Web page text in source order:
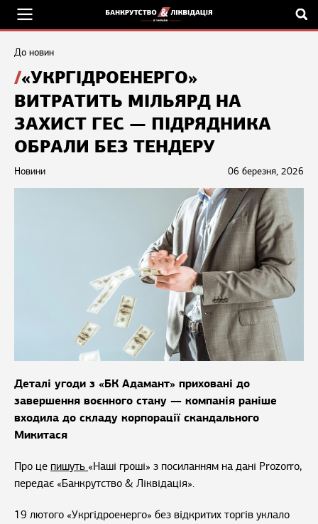
До новин
«УКРГІДРОЕНЕРГО»
ВИТРАТИТЬ МІЛЬЯРД НА
ЗАХИСТ ГЕС — ПІДРЯДНИКА
ОБРАЛИ БЕЗ ТЕНДЕРУ
06 березня, 2026
Новини
Деталі угоди з «БК Адамант» приховані до
завершення воєнного стану — компанія раніше
входила до складу корпорації скандального
Микитася
Про це пишуть «Наші гроші» з посиланням на дані Prozorro,
передає «Банкрутство & Ліквідація».
19 лютого «Укргідроенерго» без відкритих торгів уклало